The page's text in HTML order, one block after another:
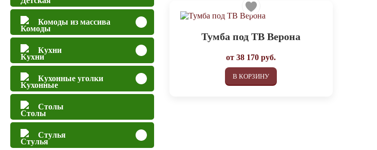
Комоды из массива
Кухни
Кухонные уголки
Столы
Стулья
Тумба под ТВ Верона
от38 170 руб.
В КОРЗИНУ